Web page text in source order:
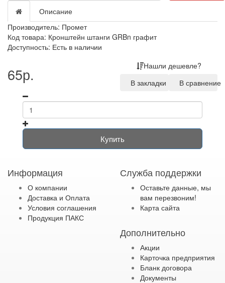
Описание
Производитель: Промет
Код товара: Кронштейн штанги GRBn графит
Доступность: Есть в наличии
65р.
Нашли дешевле?
В закладки
В сравнение
Купить
Информация
О компании
Доставка и Оплата
Условия соглашения
Продукция ПАКС
Служба поддержки
Оставьте данные, мы
вам перезвоним!
Карта сайта
Дополнительно
Акции
Карточка предприятия
Бланк договора
Документы